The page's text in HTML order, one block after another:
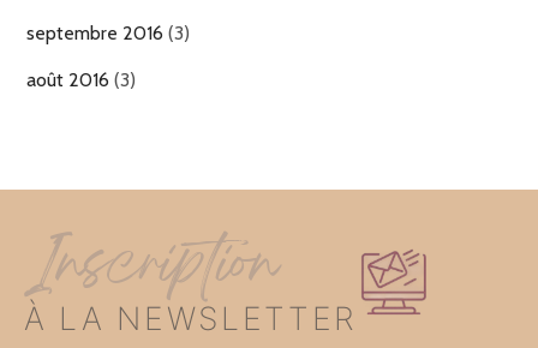
septembre 2016 (3)
août 2016 (3)
Inscription
À LA NEWSLETTER